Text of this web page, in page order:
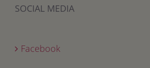
SOCIAL MEDIA
Facebook